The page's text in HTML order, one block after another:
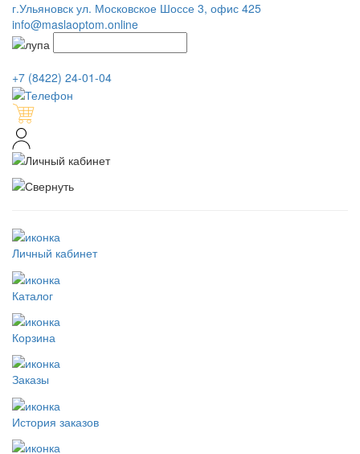
г.Ульяновск ул. Московское Шоссе 3, офис 425
info@maslaoptom.online
+7 (8422) 24-01-04
Личный кабинет
Каталог
Корзина
Заказы
История заказов